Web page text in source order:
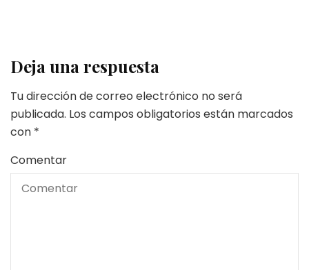
Deja una respuesta
Tu dirección de correo electrónico no será
publicada. Los campos obligatorios están marcados
con *
Comentar